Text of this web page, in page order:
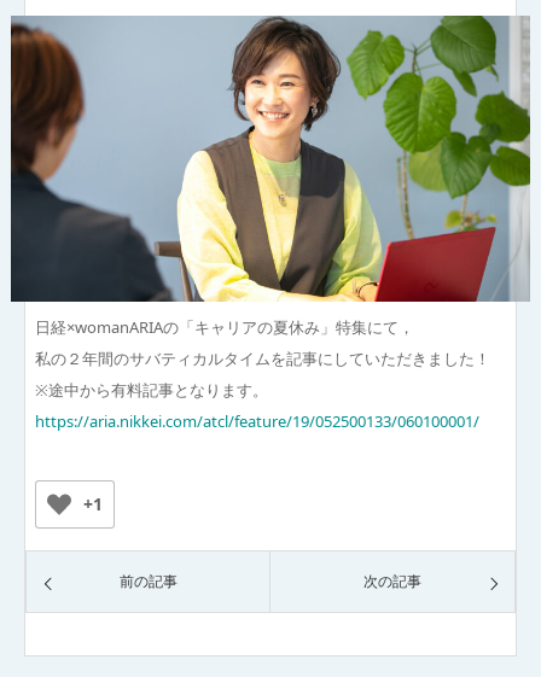
日経×womanARIAの「キャリアの夏休み」特集にて，
私の２年間のサバティカルタイムを記事にしていただきました！
※途中から有料記事となります。
https://aria.nikkei.com/atcl/feature/19/052500133/060100001/
+1
前の記事 次の記事
お問合せ